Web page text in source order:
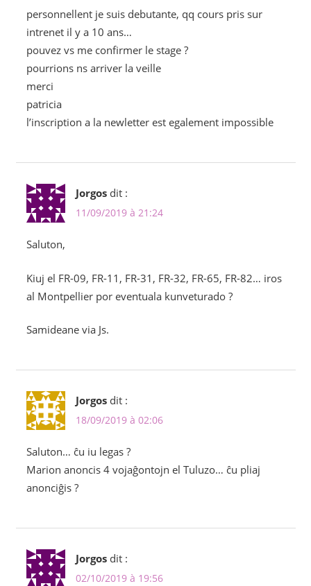
personnellent je suis debutante, qq cours pris sur
intrenet il y a 10 ans…
pouvez vs me confirmer le stage ?
pourrions ns arriver la veille
merci
patricia
l’inscription a la newletter est egalement impossible
Jorgos dit :
11/09/2019 à 21:24
Saluton,
Kiuj el FR-09, FR-11, FR-31, FR-32, FR-65, FR-82… iros
al Montpellier por eventuala kunveturado ?
Samideane via Js.
Jorgos dit :
18/09/2019 à 02:06
Saluton… ĉu iu legas ?
Marion anoncis 4 vojaĝontojn el Tuluzo… ĉu pliaj
anonciĝis ?
Jorgos dit :
02/10/2019 à 19:56